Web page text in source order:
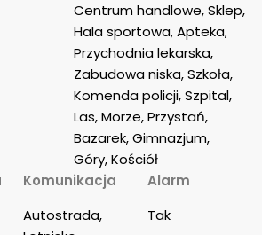
Centrum handlowe, Sklep,
Hala sportowa, Apteka,
Przychodnia lekarska,
Zabudowa niska, Szkoła,
Komenda policji, Szpital,
Las, Morze, Przystań,
Bazarek, Gimnazjum,
Góry, Kościół
Komunikacja
Autostrada,
Alarm
Tak